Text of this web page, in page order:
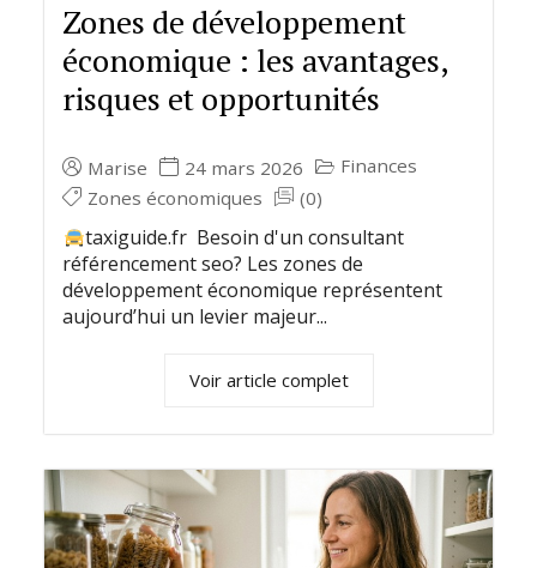
Zones de développement
économique : les avantages,
risques et opportunités
Marise 24 mars 2026
Finances
Zones économiques
(0)
taxiguide.fr Besoin d'un consultant
référencement seo? Les zones de
développement économique représentent
aujourd’hui un levier majeur...
Voir article complet